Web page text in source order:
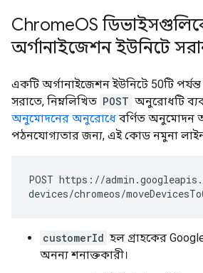
ChromeOS
অর্গানাইজেশন ইউনিটে
একটি অর্গানাইজেশন ইউনিটে 50টি
সরাতে, নিম্নলিখিত POST অনুরোধটি
অনুমোদনের অনুরোধে বর্ণিত অনুমোদন
পঠনযোগ্যতার জন্য, এই কোড নমুনা লাইন
POST https://
devices/chromeos/
customerId হল গ্রাহকের
অনন্য শনাক্তকারী।